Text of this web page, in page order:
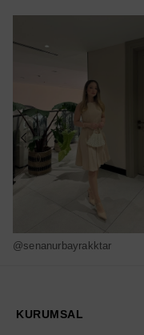
@senanurbayrakktar
KURUMSAL